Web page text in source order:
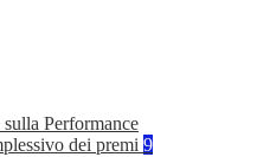
Performance
dei premi 9